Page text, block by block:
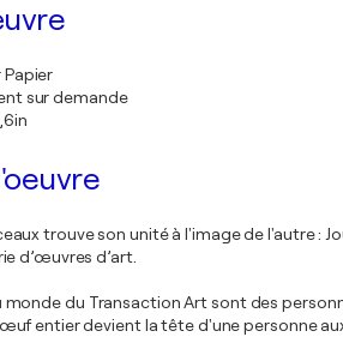
Papier
sur demande
trouve son unité à l'image de l'autre :
d’œuvres d’art.
monde du Transaction Art sont des
œuf entier devient la tête d'une personne